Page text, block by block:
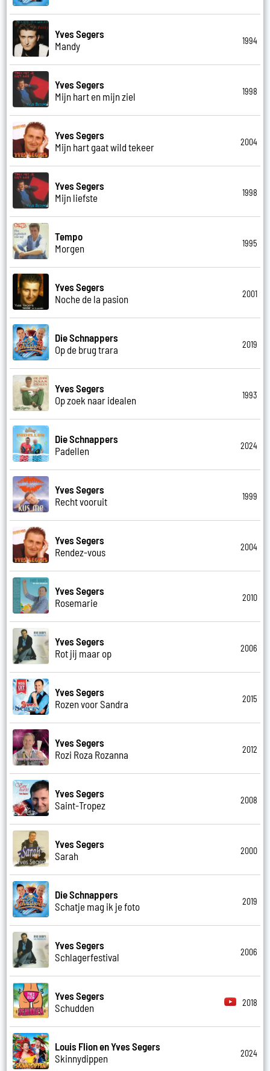
Yves Segers
Mandy
1994
Yves Segers
Mijn hart en mijn ziel
1998
Yves Segers
Mijn hart gaat wild tekeer
2004
Yves Segers
Mijn liefste
1998
Tempo
Morgen
1995
Yves Segers
Noche de la pasion
2001
Die Schnappers
Op de brug trara
2019
Yves Segers
Op zoek naar idealen
1993
Die Schnappers
Padellen
2024
Yves Segers
Recht vooruit
1999
Yves Segers
Rendez-vous
2004
Yves Segers
Rosemarie
2010
Yves Segers
Rot jij maar op
2006
Yves Segers
Rozen voor Sandra
2015
Yves Segers
Rozi Roza Rozanna
2012
Yves Segers
Saint-Tropez
2008
Yves Segers
Sarah
2000
Die Schnappers
Schatje mag ik je foto
2019
Yves Segers
Schlagerfestival
2006
Yves Segers
Schudden
2018
Louis Flion en Yves Segers
Skinnydippen
2024